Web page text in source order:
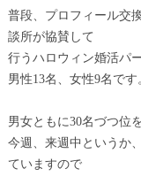
普段、プロフィール交
談所が協賛して
行うハロウィン婚活パ
男性13名、女性9名です
男女ともに30名づつ位
今週、来週中というか
ていますので